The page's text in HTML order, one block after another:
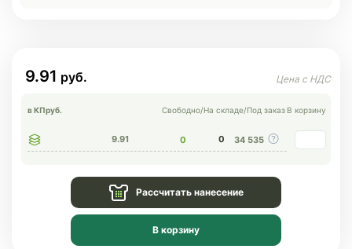
9.91
в КПруб. Свободно/На складе/Под заказ В корзину
9.91 0 0 34 535
Рассчитать нанесение
В корзину